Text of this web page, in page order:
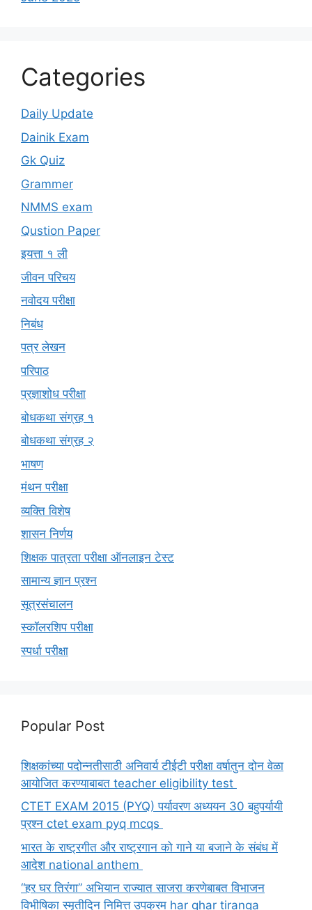
Categories
Daily Update
Dainik Exam
Gk Quiz
Grammer
NMMS exam
Qustion Paper
इयत्ता १ ली
जीवन परिचय
नवोदय परीक्षा
निबंध
पत्र लेखन
परिपाठ
प्रज्ञाशोध परीक्षा
बोधकथा संग्रह १
बोधकथा संग्रह २
भाषण
मंथन परीक्षा
व्यक्ति विशेष
शासन निर्णय
शिक्षक पात्रता परीक्षा ऑनलाइन टेस्ट
सामान्य ज्ञान प्रश्न
सूत्रसंचालन
स्कॉलरशिप परीक्षा
स्पर्धा परीक्षा
Popular Post
शिक्षकांच्या पदोन्नतीसाठी अनिवार्य टीईटी परीक्षा वर्षातुन दोन वेळा
आयोजित करण्याबाबत teacher eligibility test
CTET EXAM 2015 (PYQ) पर्यावरण अध्ययन 30 बहुपर्यायी
प्रश्न ctet exam pyq mcqs
भारत के राष्ट्रगीत और राष्ट्रगान को गाने या बजाने के संबंध में
आदेश national anthem
“हर घर तिरंगा” अभियान राज्यात साजरा करणेबाबत विभाजन
विभीषिका स्मृतीदिन निमित्त उपक्रम har ghar tiranga